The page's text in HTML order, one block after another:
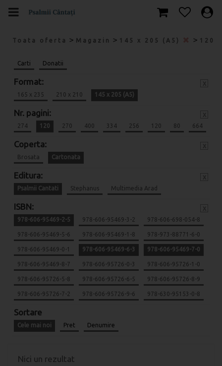
Toata oferta > Magazin > 145 x 205 (A5) > 120
Carti Donatii
Format:
165 x 235 210 x 210 145 x 205 (A5)
Nr. pagini:
274 120 270 400 334 256 120 80 664
Coperta:
Brosata Cartonata
Editura:
Psalmii Cantati Stephanus Multimedia Arad
ISBN:
978-606-95469-2-5 978-606-95469-3-2 978-606-698-054-8
978-606-95469-5-6 978-606-95469-1-8 978-973-88771-6-0
978-606-95469-0-1 978-606-95469-6-3 978-606-95469-7-0
978-606-95469-8-7 978-606-95726-0-3 978-606-95726-1-0
978-606-95726-5-8 978-606-95726-6-5 978-606-95726-8-9
978-606-95726-7-2 978-606-95726-9-6 978-630-95153-0-8
Sortare
Cele mai noi Pret Denumire
Nici un rezultat